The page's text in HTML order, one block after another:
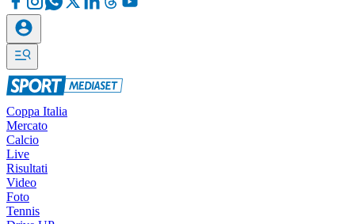
Coppa Italia
Mercato
Calcio
Live
Risultati
Video
Foto
Tennis